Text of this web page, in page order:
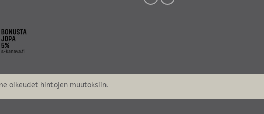
oikeudet hintojen muutoksiin.